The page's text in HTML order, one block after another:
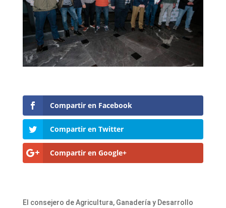
Compartir en Facebook
Compartir en Twitter
Compartir en Google+
El consejero de Agricultura, Ganadería y Desarrollo